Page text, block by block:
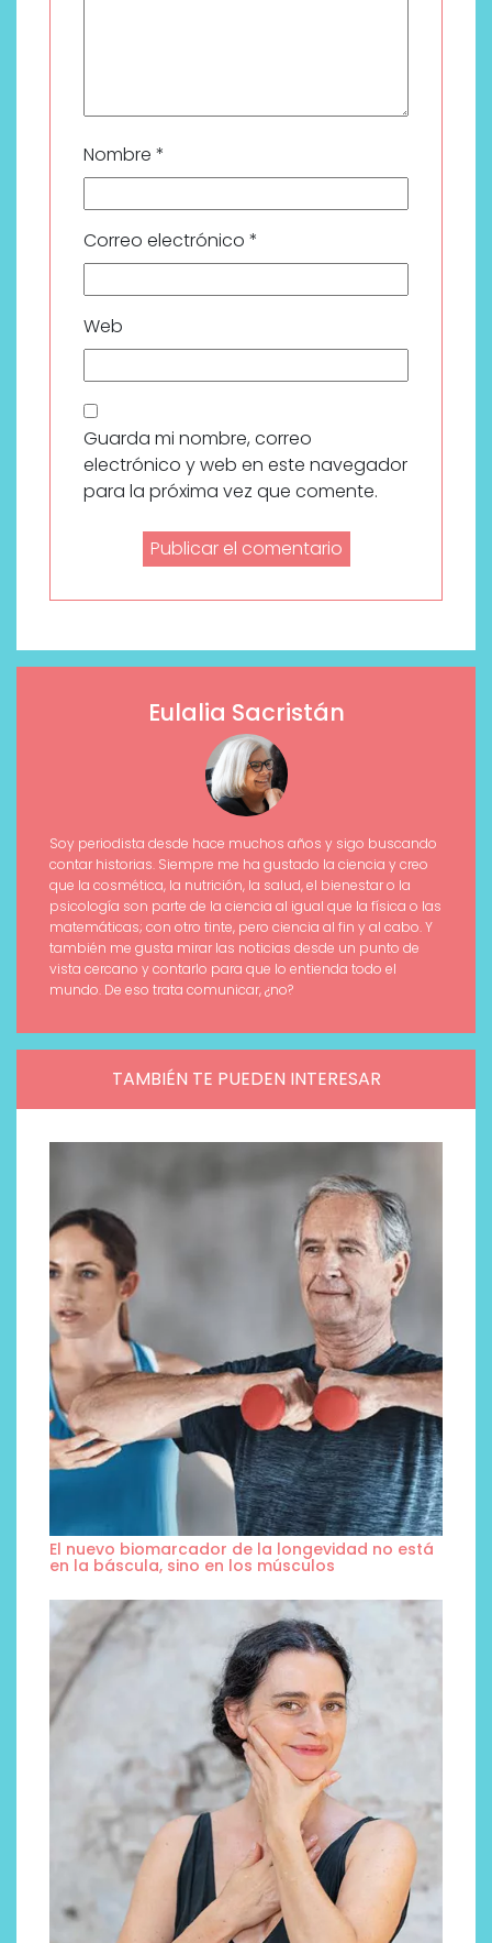
Nombre *
Correo electrónico *
Web
Guarda mi nombre, correo
electrónico y web en este navegador
para la próxima vez que comente.
Eulalia Sacristán
Soy periodista desde hace muchos años y sigo buscando
contar historias. Siempre me ha gustado la ciencia y creo
que la cosmética, la nutrición, la salud, el bienestar o la
psicología son parte de la ciencia al igual que la física o las
matemáticas; con otro tinte, pero ciencia al fin y al cabo. Y
también me gusta mirar las noticias desde un punto de
vista cercano y contarlo para que lo entienda todo el
mundo. De eso trata comunicar, ¿no?
TAMBIÉN TE PUEDEN INTERESAR
El nuevo biomarcador de la longevidad no está
en la báscula, sino en los músculos